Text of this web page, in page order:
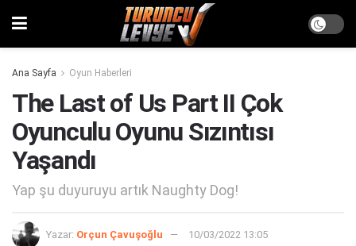
Ana Sayfa Oyun Haberleri
The Last of Us Part II Çok
Oyunculu Oyunu Sızıntısı
Yaşandı
Yap şu duyuruyu artık Naughty Dog!
Yazar: Orçun Çavuşoğlu 10/03/2022 13:05